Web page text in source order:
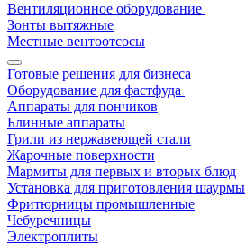
Вентиляционное оборудование
Зонты вытяжные
Местные вентоотсосы
Готовые решения для бизнеса
Оборудование для фастфуда
Аппараты для пончиков
Блинные аппараты
Грили из нержавеющей стали
Жарочные поверхности
Мармиты для первых и вторых блюд
Установка для приготовления шаурмы
Фритюрницы промышленные
Чебуречницы
Электроплиты